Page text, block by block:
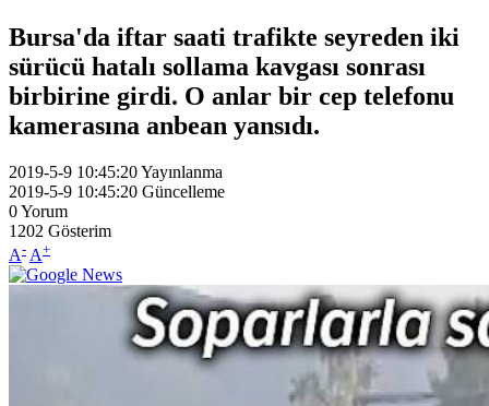
Bursa'da iftar saati trafikte seyreden iki
sürücü hatalı sollama kavgası sonrası
birbirine girdi. O anlar bir cep telefonu
kamerasına anbean yansıdı.
2019-5-9 10:45:20Yayınlanma
2019-5-9 10:45:20 Güncelleme
0Yorum
1202 Gösterim
A- A+